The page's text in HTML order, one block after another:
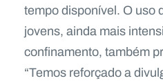
tempo disponível. O uso
jovens, ainda mais
confinamento, também
“Temos reforçado a